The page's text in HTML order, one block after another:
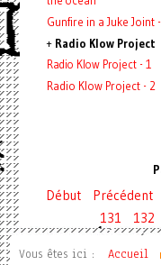
Gunfire in a Juke
+ Radio Klow Project
Radio Klow Project - 1
Radio Klow Project - 2
Début Précédent
131
132
Vous êtes ici : Accueil